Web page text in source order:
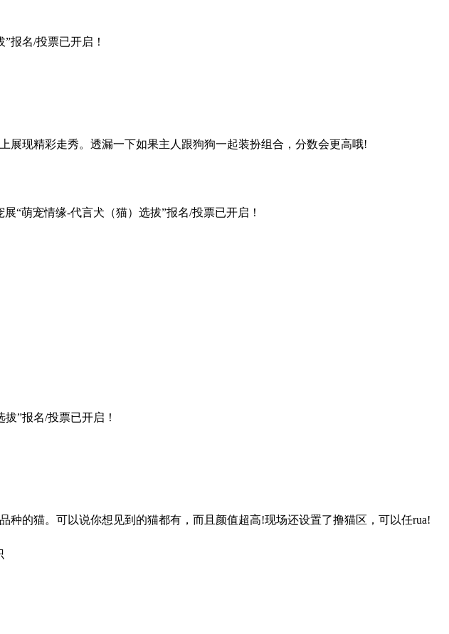
现精彩走秀。透漏一下如果主人跟狗狗一起装扮组合，分数会更高哦!
猫。可以说你想见到的猫都有，而且颜值超高!现场还设置了撸猫区，可以任rua!